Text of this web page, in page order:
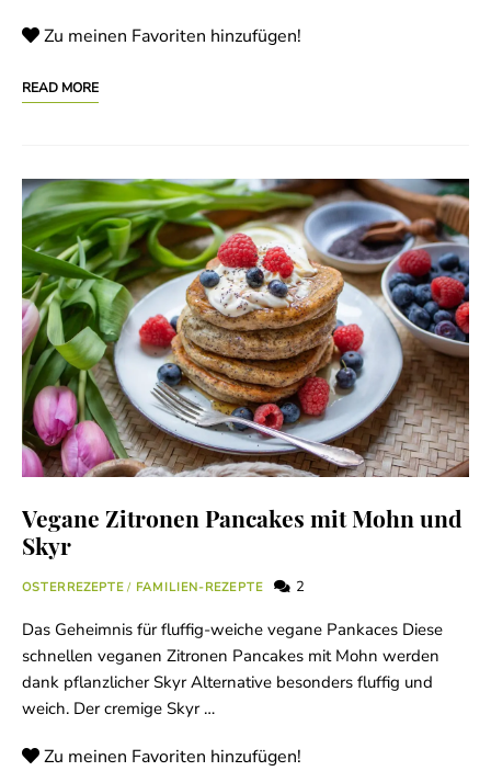
Zu meinen Favoriten hinzufügen!
READ MORE
Vegane Zitronen Pancakes mit Mohn und
Skyr
OSTERREZEPTE / FAMILIEN-REZEPTE 2
Das Geheimnis für fluffig-weiche vegane Pankaces Diese
schnellen veganen Zitronen Pancakes mit Mohn werden
dank pflanzlicher Skyr Alternative besonders fluffig und
weich. Der cremige Skyr …
Zu meinen Favoriten hinzufügen!